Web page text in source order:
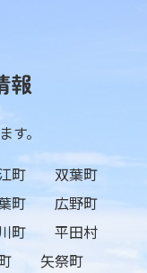
報
。
町
双葉町
町
広野町
町
平田村
矢祭町